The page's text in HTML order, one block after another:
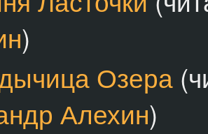
)
Озера
Алехин)